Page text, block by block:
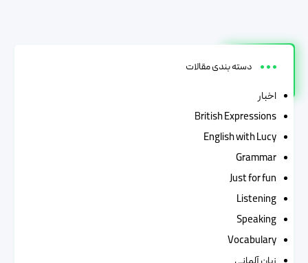
دسته بندی مقالات
اخبار
British Expressions
English with Lucy
Grammar
Just for fun
Listening
Speaking
Vocabulary